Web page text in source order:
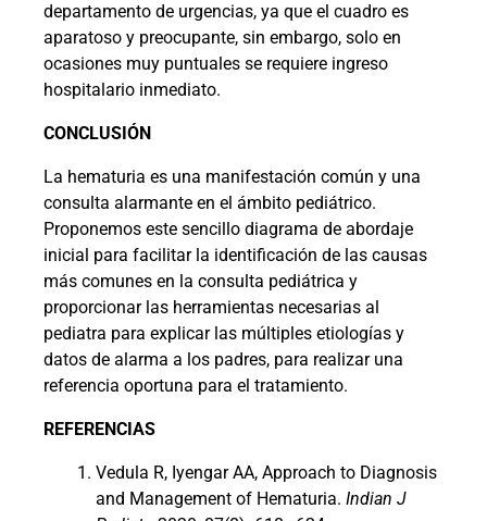
departamento de urgencias, ya que el cuadro es
aparatoso y preocupante, sin embargo, solo en
ocasiones muy puntuales se requiere ingreso
hospitalario inmediato.
CONCLUSIÓN
La hematuria es una manifestación común y una
consulta alarmante en el ámbito pediátrico.
Proponemos este sencillo diagrama de abordaje
inicial para facilitar la identificación de las causas
más comunes en la consulta pediátrica y
proporcionar las herramientas necesarias al
pediatra para explicar las múltiples etiologías y
datos de alarma a los padres, para realizar una
referencia oportuna para el tratamiento.
REFERENCIAS
Vedula R, Iyengar AA, Approach to Diagnosis
and Management of Hematuria. Indian J